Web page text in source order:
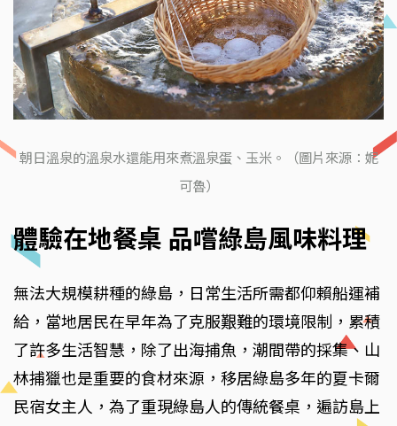
朝日溫泉的溫泉水還能用來煮溫泉蛋、玉米。（圖片來源：妮
可魯）
體驗在地餐桌 品嚐綠島風味料理
無法大規模耕種的綠島，日常生活所需都仰賴船運補
給，當地居民在早年為了克服艱難的環境限制，累積
了許多生活智慧，除了出海捕魚，潮間帶的採集、山
林捕獵也是重要的食材來源，移居綠島多年的夏卡爾
民宿女主人，為了重現綠島人的傳統餐桌，遍訪島上